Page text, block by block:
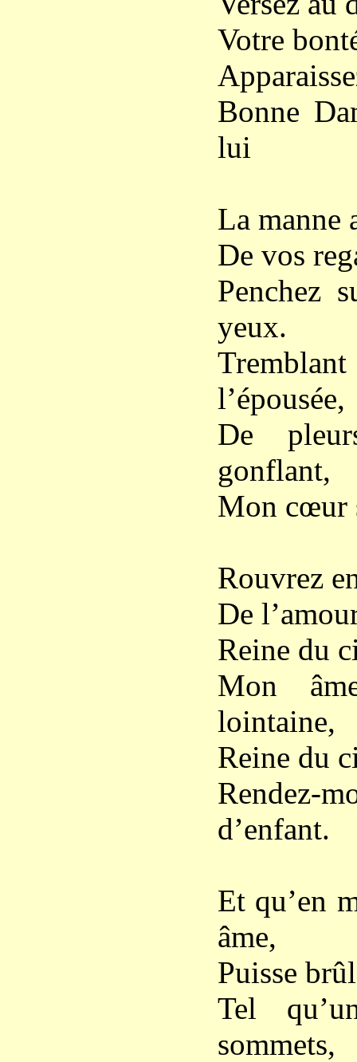
Votre
Bonne
lui
La manne
De vos
Penchez
yeux.
l’épousée,
De
gonflant,
Mon cœur
Rouvrez
De
Reine du
Mon
lointaine,
Reine du
d’enfant.
Et qu’en
âme,
Puisse
Tel
sommets,